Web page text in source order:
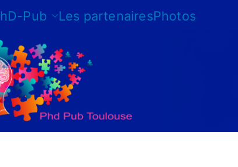
Pub Les partenairesPhotos